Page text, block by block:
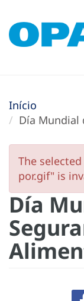
Início
Día Mundial
Mensagem
The
por.gif" is
Día